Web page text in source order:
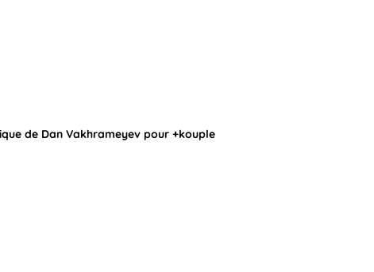
de Dan Vakhrameyev pour +kouple